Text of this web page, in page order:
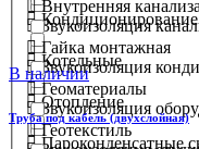
Звукоизоляция
Звукоизоляция
Звукоизоляция
Кондиционирование
Котельные
Отопление
Пароконденсатные
Внутренняя
Гайка монтажная
Геоматериалы
Геотекстиль
В наличии
Труба под кабель (двухслойная)